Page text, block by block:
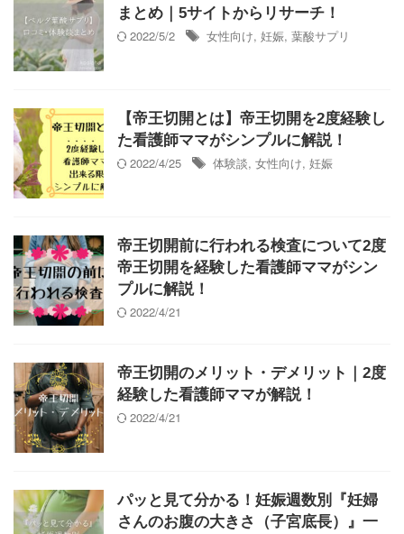
まとめ｜5サイトからリサーチ！
2022/5/2
女性向け, 妊娠, 葉酸サプリ
【帝王切開とは】帝王切開を2度経験し
た看護師ママがシンプルに解説！
2022/4/25
体験談, 女性向け, 妊娠
帝王切開前に行われる検査について2度
帝王切開を経験した看護師ママがシン
プルに解説！
2022/4/21
帝王切開のメリット・デメリット｜2度
経験した看護師ママが解説！
2022/4/21
パッと見て分かる！妊娠週数別『妊婦
さんのお腹の大きさ（子宮底長）』一